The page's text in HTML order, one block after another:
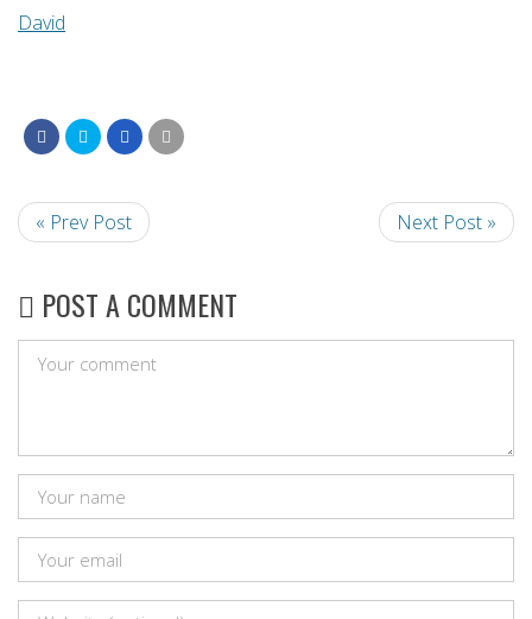
David
« Prev Post Next Post »
POST A COMMENT